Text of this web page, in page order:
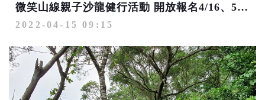
微笑山線親子沙龍健行活動 開放報名4/16、5/1登場
2022-04-15 09:15